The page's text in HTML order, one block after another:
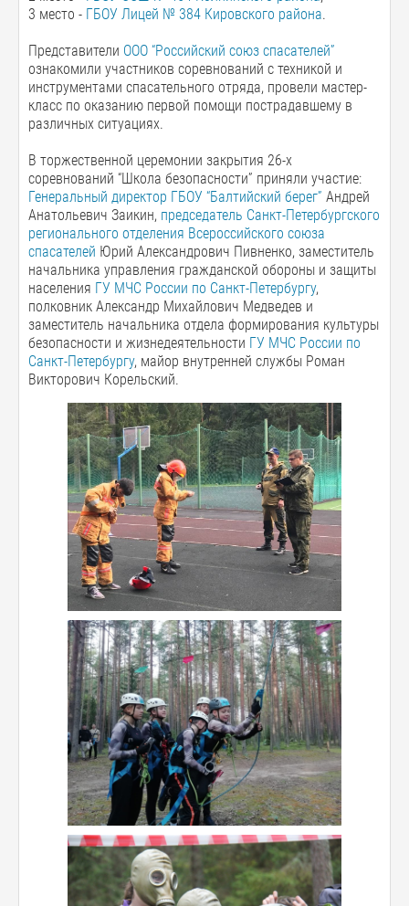
3 место - ГБОУ Лицей № 384 Кировского района.
Представители ООО “Российский союз спасателей”
ознакомили участников соревнований с техникой и
инструментами спасательного отряда, провели мастер-
класс по оказанию первой помощи пострадавшему в
различных ситуациях.
В торжественной церемонии закрытия 26-х
соревнований “Школа безопасности” приняли участие:
Генеральный директор ГБОУ “Балтийский берег” Андрей
Анатольевич Заикин, председатель Санкт-Петербургского
регионального отделения Всероссийского союза
спасателей Юрий Александрович Пивненко, заместитель
начальника управления гражданской обороны и защиты
населения ГУ МЧС России по Санкт-Петербургу,
полковник Александр Михайлович Медведев и
заместитель начальника отдела формирования культуры
безопасности и жизнедеятельности ГУ МЧС России по
Санкт-Петербургу, майор внутренней службы Роман
Викторович Корельский.